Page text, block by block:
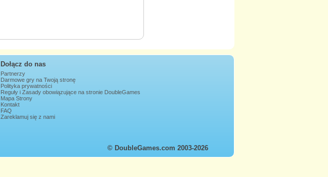
Dołącz do nas
Partnerzy
Darmowe gry na Twoją stronę
Polityka prywatności
Reguły i Zasady obowiązujące na stronie DoubleGames
Mapa Strony
Kontakt
FAQ
Zareklamuj się z nami
© DoubleGames.com 2003-2026